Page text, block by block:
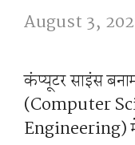
August 3,
कंप्यूटर साइंस
(Computer
Engineering)